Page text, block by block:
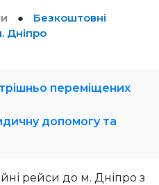
●
Безкоштовні
Дніпро
переміщених
допомогу та
рейси до м. Дніпро з